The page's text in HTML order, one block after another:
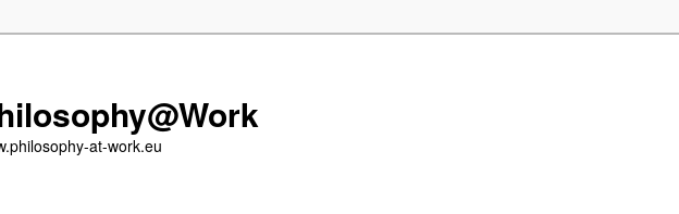
at-work.eu